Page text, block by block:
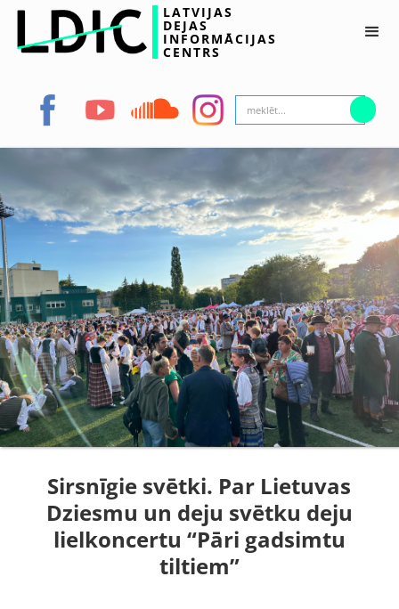
LATVIJAS
DEJAS
INFORMĀCIJAS
CENTRS
Sirsnīgie svētki. Par Lietuvas
Dziesmu un deju svētku deju
lielkoncertu “Pāri gadsimtu
tiltiem”